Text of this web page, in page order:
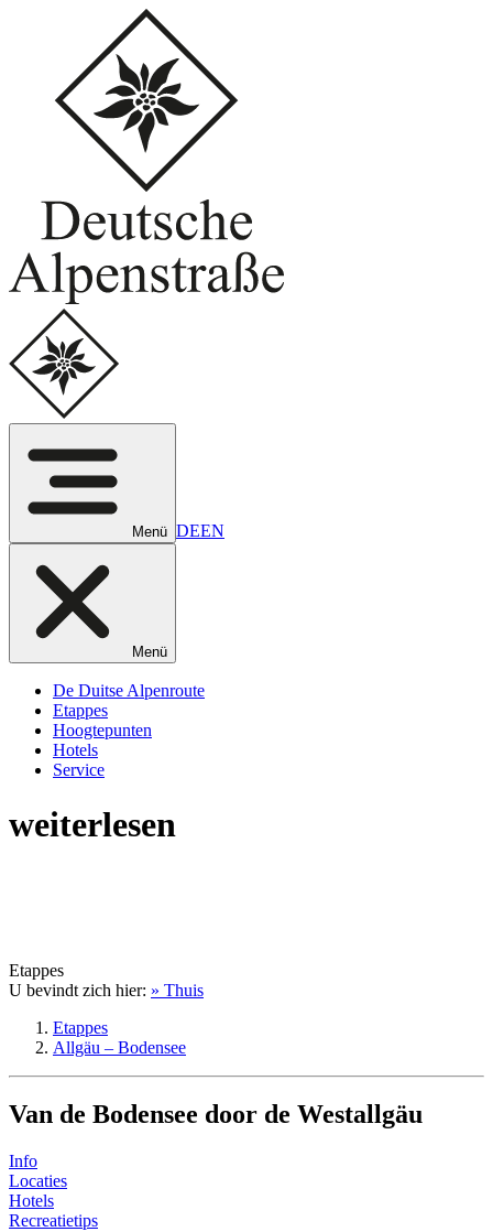
Menü DEEN
Menü
De Duitse Alpenroute
Etappes
Hoogtepunten
Hotels
Service
weiterlesen
Etappes
U bevindt zich hier: » Thuis
Etappes
Allgäu – Bodensee
Van de Bodensee door de Westallgäu
Info
Locaties
Hotels
Recreatietips